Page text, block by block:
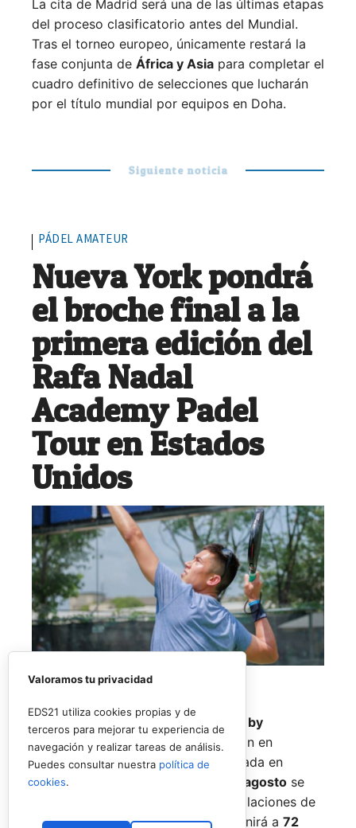
La cita de Madrid será una de las últimas etapas
del proceso clasificatorio antes del Mundial.
Tras el torneo europeo, únicamente restará la
fase conjunta de África y Asia para completar el
cuadro definitivo de selecciones que lucharán
por el título mundial por equipos en Doha.
Siguiente noticia
PÁDEL AMATEUR
Nueva York pondrá
el broche final a la
primera edición del
Rafa Nadal
Academy Padel
Tour en Estados
Unidos
El Rafa Nadal Academy Padel Tour by
Playtomiccerrará su primera edición en
Estados Unidos con una última parada en
Nueva York
14 al 16 de agosto se
disputará el torneo final en las instalaciones de
Reserve Hudson Yards. La cita reunirá a 72
Valoramos tu privacidad
EDS21 utiliza cookies propias y de
terceros para mejorar tu experiencia de
navegación y realizar tareas de análisis.
Puedes consultar nuestra política de
cookies.